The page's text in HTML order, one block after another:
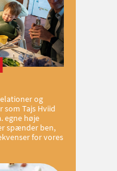
og
Tajs Hviid
egne høje
spænder ben,
for vores